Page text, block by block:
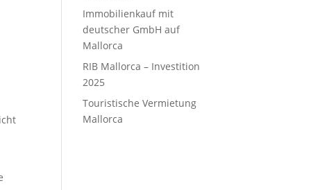
Immobilienkauf mit
deutscher GmbH auf
Mallorca
RIB Mallorca – Investition
2025
Touristische Vermietung
Mallorca